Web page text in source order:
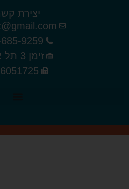
יצירת קשר
ac4kidz@gmail.com
054-685-9259
03-6051725